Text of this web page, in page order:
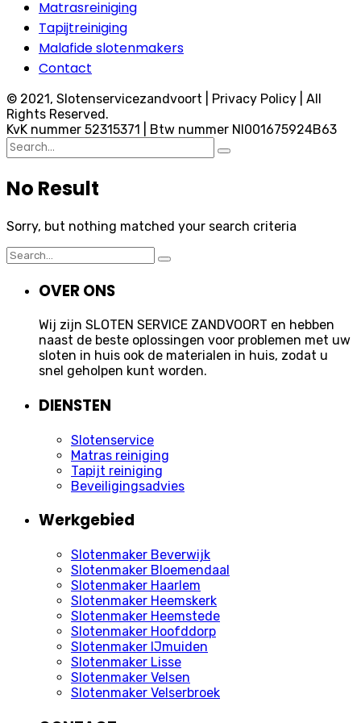
Matrasreiniging
Tapijtreiniging
Malafide slotenmakers
Contact
© 2021, Slotenservicezandvoort | Privacy Policy | All
Rights Reserved.
KvK nummer 52315371 | Btw nummer Nl001675924B63
Search
for:
No Result
Sorry, but nothing matched your search criteria
Search
for:
OVER ONS
Wij zijn SLOTEN SERVICE ZANDVOORT en hebben
naast de beste oplossingen voor problemen met uw
sloten in huis ook de materialen in huis, zodat u
snel geholpen kunt worden.
DIENSTEN
Slotenservice
Matras reiniging
Tapijt reiniging
Beveiligingsadvies
Werkgebied
Slotenmaker Beverwijk
Slotenmaker Bloemendaal
Slotenmaker Haarlem
Slotenmaker Heemskerk
Slotenmaker Heemstede
Slotenmaker Hoofddorp
Slotenmaker IJmuiden
Slotenmaker Lisse
Slotenmaker Velsen
Slotenmaker Velserbroek